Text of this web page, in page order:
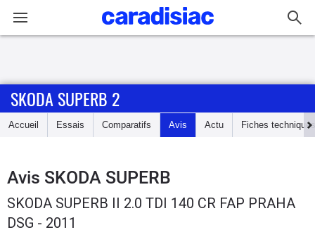
Accueil
Essais
Guide
d'achat
SKODA SUPERB 2
Accueil Essais Comparatifs Avis Actu Fiches techniques
Avis SKODA SUPERB
SKODA SUPERB II 2.0 TDI 140 CR FAP PRAHA
DSG - 2011